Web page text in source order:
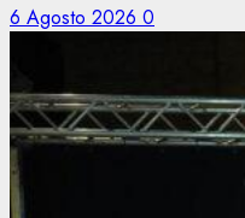
6 Agosto 2026 0